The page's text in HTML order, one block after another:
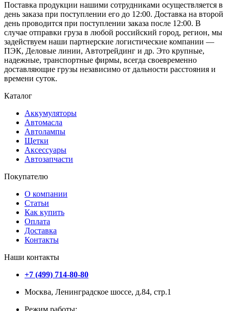
Поставка продукции нашими сотрудниками осуществляется в
день заказа при поступлении его до 12:00. Доставка на второй
день проводится при поступлении заказа после 12:00. В
случае отправки груза в любой российский город, регион, мы
задействуем наши партнерские логистические компании —
ПЭК, Деловые линии, Автотрейдинг и др. Это крупные,
надежные, транспортные фирмы, всегда своевременно
доставляющие грузы независимо от дальности расстояния и
времени суток.
Каталог
Аккумуляторы
Автомасла
Автолампы
Щетки
Аксессуары
Автозапчасти
Покупателю
О компании
Статьи
Как купить
Оплата
Доставка
Контакты
Наши контакты
+7 (499) 714-80-80
Москва, Ленинградское шоссе, д.84, стр.1
Режим работы: